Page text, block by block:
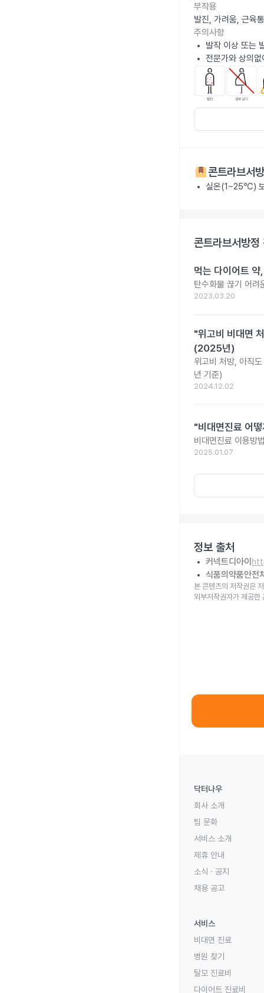
부작용
발진, 가려움, 근육
주의사항
발작 이상 또는
전문가와 상의
콘트라브서
실온(1~25℃)
콘트라브서방정
먹는 다이어트
탄수화물 끊기 어려
2023.03.20
"위고비 비대면
(2025년)
위고비 처방, 아직
년 기준)
2024.12.02
"비대면진료 어
비대면진료 이용방
2025.01.07
정보 출처
커넥트디아이
식품의약품안전
본 콘텐츠의 저작권은
외부저작권자가 제공한
닥터나우
회사 소개
팀 문화
서비스 소개
제휴 안내
소식 · 공지
채용 공고
서비스
비대면 진료
병원 찾기
탈모 진료비
다이어트 진료비